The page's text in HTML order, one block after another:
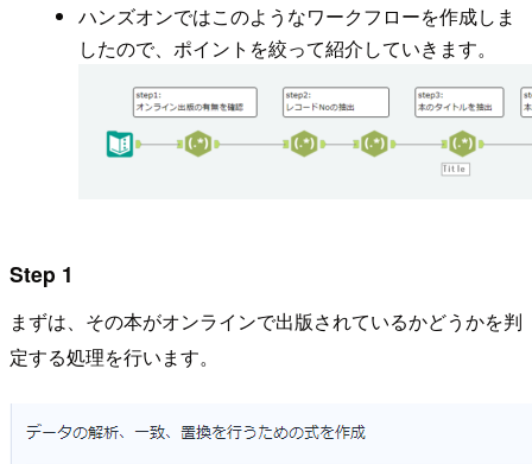
ハンズオンではこのようなワークフローを作成しま
したので、ポイントを絞って紹介していきます。
Step 1
まずは、その本がオンラインで出版されているかどうかを判
定する処理を行います。